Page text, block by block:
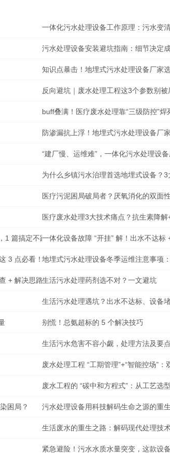
一体化污水处理设备工作原理：污水变
污水处理设备安装避坑指南：细节决定
知识点暴击！地埋式污水处理设备厂家
反向避坑｜废水处理工程这3个参数别被
buff叠满！医疗废水处理靠“三级防控”焊
防渗漏抗上浮！地埋式污水处理设备厂
“建厂慢、运维难”，一体化污水处理设
为什么乡镇污水治理首选地埋式设备？
医疗污泥困局破局者？厌氧消化的双面
医疗废水处理3大技术痛点？抗生素降
1 篇搞定不踩雷一体化设备故障 “开挂” 解！出水不达
3 点必看！地埋式污水处理设备冬季运维注意事项
+ 解决思路生活污水处理药剂选不对？一文避坑
生活污水处理遇坑？出水不达标、设备
别慌！总氨超标的 5 个解决技巧
生活污水危害不容小觑，处理方法及要
废水处理工程 “工期管理”+“智能控场”
废水工程的 “碳中和方程式”：从工艺选
困局？ 污水处理设备用科技解码生命之源的重
生活废水的重生之路：解码现代处理技
紧急避险！污水水质水量突变，这款设